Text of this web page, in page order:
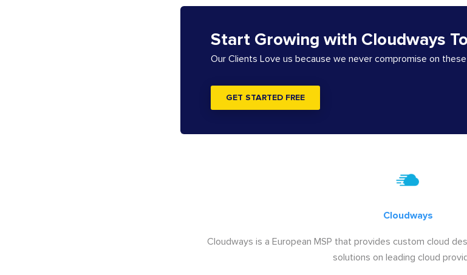
Start Growing with Cloudways
Our Clients Love us because we never compromise on these
GET STARTED FREE
Cloudways
Cloudways is a European MSP that provides custom cloud
solutions on leading cloud